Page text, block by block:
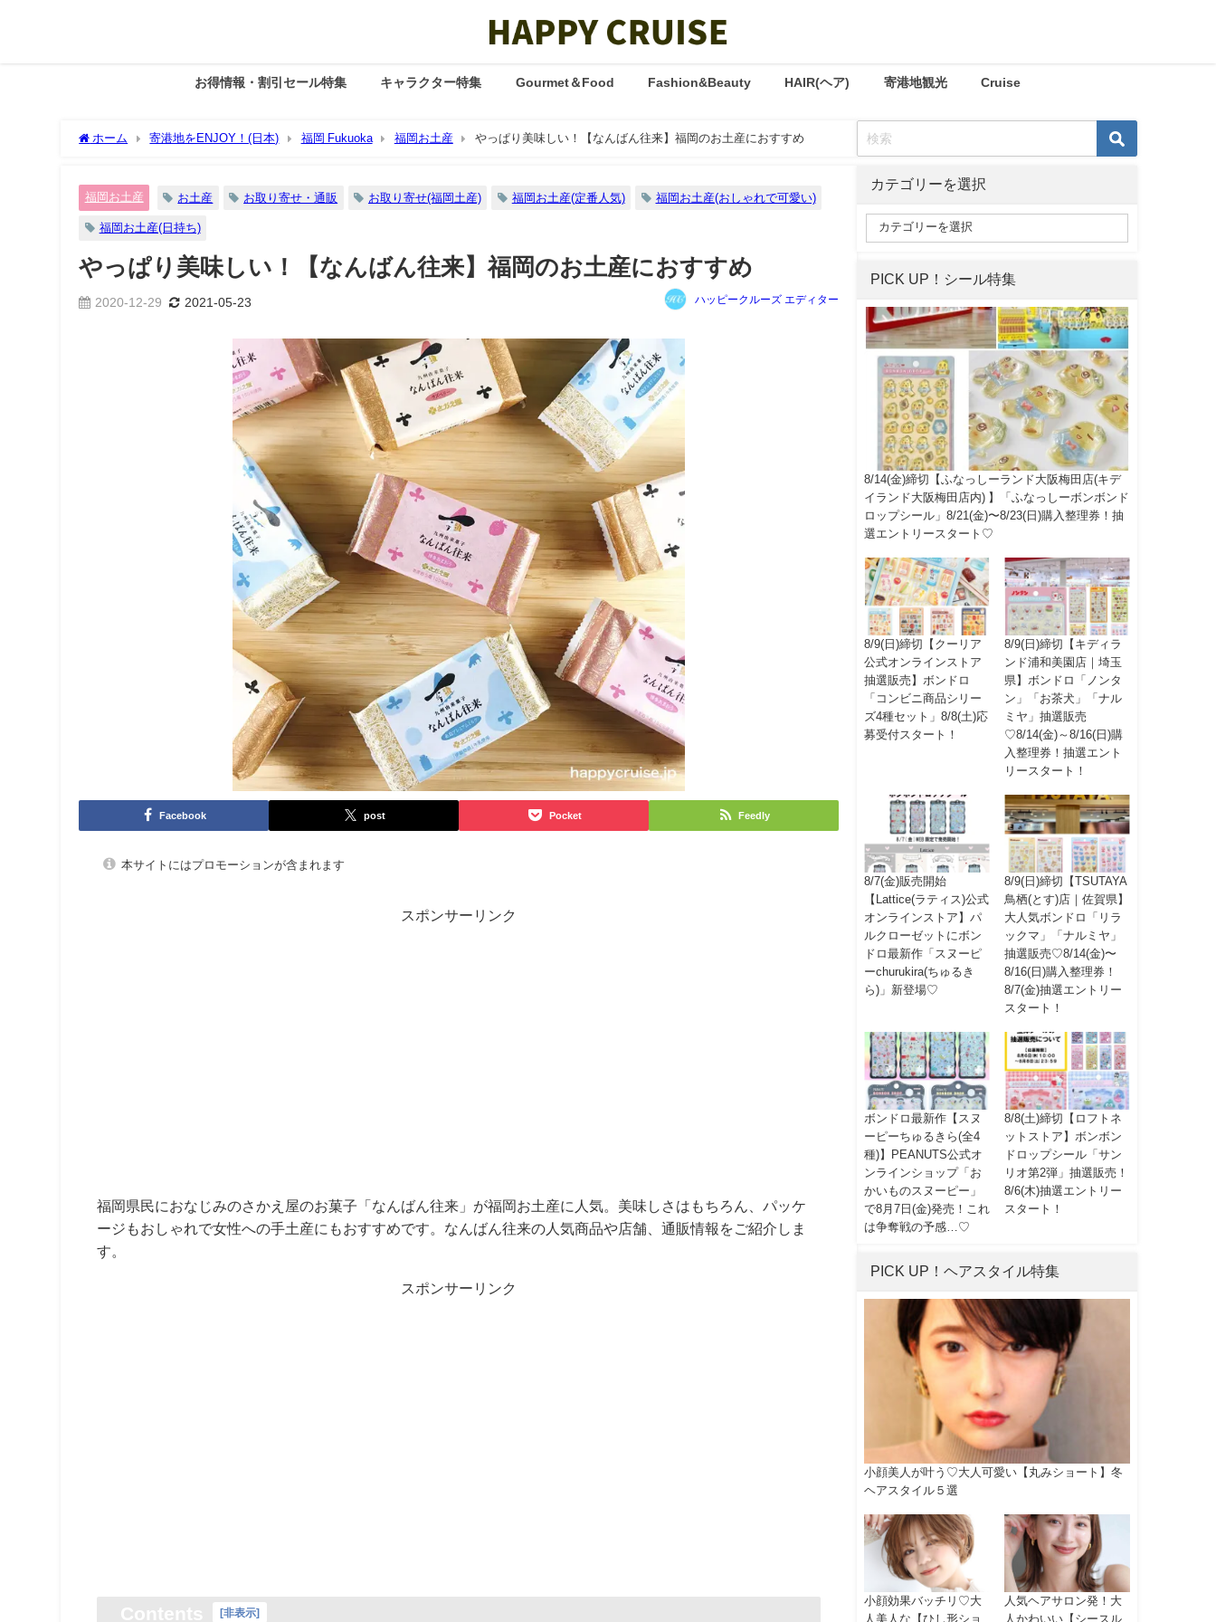
お得情報・割引セール特集 キャラクター特集 Gourmet＆Food Fashion&Beauty HAIR(ヘア) 寄港地観光 Cruise
ホーム 寄港地をENJOY！(日本) 福岡 Fukuoka 福岡お土産 やっぱり美味しい！【なんばん往来】福岡のお土産におすすめ
福岡お土産 お土産 お取り寄せ・通販 お取り寄せ(福岡土産) 福岡お土産(定番人気) 福岡お土産(おしゃれで可愛い)
福岡お土産(日持ち)
やっぱり美味しい！【なんばん往来】福岡のお土産におすすめ
2020-12-29 2021-05-23 ハッピークルーズ エディター
Facebook post Pocket Feedly
本サイトにはプロモーションが含まれます
スポンサーリンク
福岡県民におなじみのさかえ屋のお菓子「なんばん往来」が福岡お土産に人気。美味しさはもちろん、パッケ
ージもおしゃれで女性への手土産にもおすすめです。なんばん往来の人気商品や店舗、通販情報をご紹介しま
す。
スポンサーリンク
[非表示]
カテゴリーを選択
PICK UP！シール特集
8/14(金)締切【ふなっしーランド大阪梅田店(キデ
イランド大阪梅田店内) 】「ふなっしーボンボンド
ロップシール」8/21(金)〜8/23(日)購入整理券！抽
選エントリースタート♡
8/9(日)締切【クーリア
公式オンラインストア
抽選販売】ボンドロ
「コンビニ商品シリー
ズ4種セット」8/8(土)応
募受付スタート！
8/9(日)締切【キディラ
ンド浦和美園店｜埼玉
県】ボンドロ「ノンタ
ン」「お茶犬」「ナル
ミヤ」抽選販売
♡8/14(金)～8/16(日)購
入整理券！抽選エント
リースタート！
8/7(金)販売開始
【Lattice(ラティス)公式
オンラインストア】パ
ルクローゼットにボン
ドロ最新作「スヌーピ
ーchurukira(ちゅるき
ら)」新登場♡
8/9(日)締切【TSUTAYA
鳥栖(とす)店｜佐賀県】
大人気ボンドロ「リラ
ックマ」「ナルミヤ」
抽選販売♡8/14(金)〜
8/16(日)購入整理券！
8/7(金)抽選エントリー
スタート！
ボンドロ最新作【スヌ
ーピーちゅるきら(全4
種)】PEANUTS公式オ
ンラインショップ「お
かいものスヌーピー」
で8月7日(金)発売！これ
は争奪戦の予感…♡
8/8(土)締切【ロフトネ
ットストア】ボンボン
ドロップシール「サン
リオ第2弾」抽選販売！
8/6(木)抽選エントリー
スタート！
PICK UP！ヘアスタイル特集
小顔美人が叶う♡大人可愛い【丸みショート】冬
ヘアスタイル５選
小顔効果バッチリ♡大
人美人な【ひし形ショ
人気ヘアサロン発！大
人かわいい【シースル